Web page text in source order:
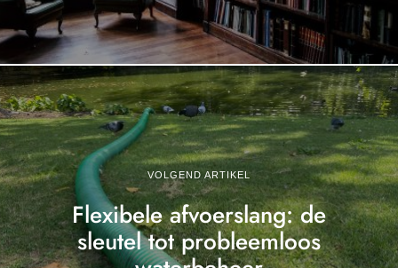
VOLGEND ARTIKEL
Flexibele afvoerslang: de
sleutel tot probleemloos